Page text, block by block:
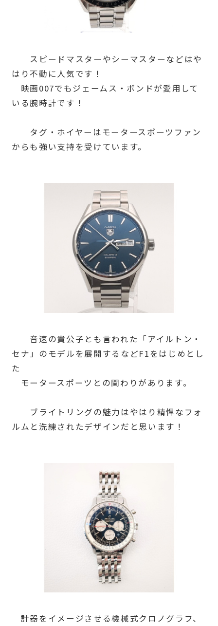
スピードマスターやシーマスターなどはや
はり不動に人気です！
映画007でもジェームス・ボンドが愛用して
いる腕時計です！
タグ・ホイヤーはモータースポーツファン
からも強い支持を受けています。
音速の貴公子とも言われた「アイルトン・
セナ」のモデルを展開するなどF1をはじめとし
た
モータースポーツとの関わりがあります。
ブライトリングの魅力はやはり精悍なフォ
ルムと洗練されたデザインだと思います！
計器をイメージさせる機械式クロノグラフ、